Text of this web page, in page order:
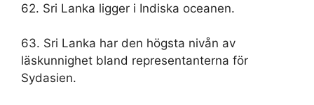
62. Sri Lanka ligger i Indiska oceanen.
63. Sri Lanka har den högsta nivån av
läskunnighet bland representanterna för
Sydasien.